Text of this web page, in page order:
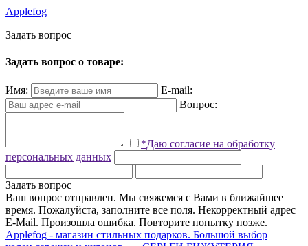
Applefog
Задать вопрос
Задать вопрос о товаре:
Имя:
E-mail:
Вопрос:
*Даю согласие на обработку
персональных данных
Задать вопрос
Ваш вопрос отправлен. Мы свяжемся с Вами в ближайшее
время. Пожалуйста, заполните все поля. Некорректный адрес
E-Mail. Произошла ошибка. Повторите попытку позже.
Applefog - магазин стильных подарков. Большой выбор